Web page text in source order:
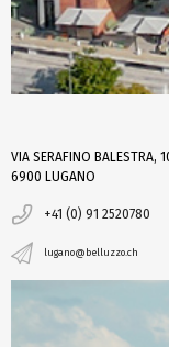
VIA SERAFINO BALESTRA,
6900 LUGANO
+41 (0) 91 2520780
lugano@belluzzo.ch